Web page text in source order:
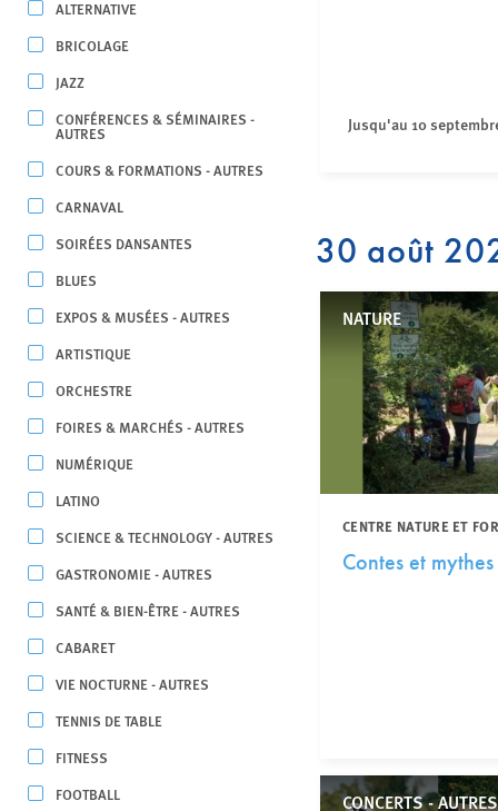
ALTERNATIVE
BRICOLAGE
JAZZ
CONFÉRENCES & SÉMINAIRES -
AUTRES
COURS & FORMATIONS - AUTRES
CARNAVAL
SOIRÉES DANSANTES
BLUES
EXPOS & MUSÉES - AUTRES
ARTISTIQUE
ORCHESTRE
FOIRES & MARCHÉS - AUTRES
NUMÉRIQUE
LATINO
SCIENCE & TECHNOLOGY - AUTRES
GASTRONOMIE - AUTRES
SANTÉ & BIEN-ÊTRE - AUTRES
CABARET
VIE NOCTURNE - AUTRES
TENNIS DE TABLE
FITNESS
FOOTBALL
Jusqu'au 10
30 août
NATURE
CENTRE NATURE ET
Contes et
CONCERTS - AUTRES